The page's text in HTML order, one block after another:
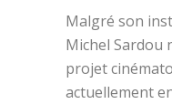
Malgré son
Michel Sardou
projet
actuellement